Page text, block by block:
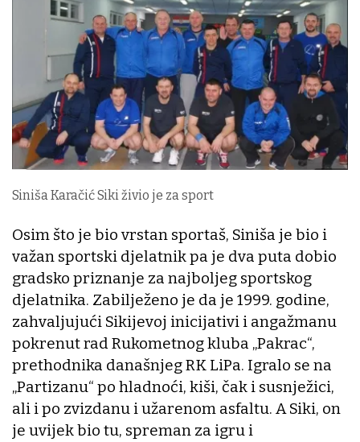
Siniša Karačić Siki živio je za sport
Osim što je bio vrstan sportaš, Siniša je bio i
važan sportski djelatnik pa je dva puta dobio
gradsko priznanje za najboljeg sportskog
djelatnika. Zabilježeno je da je 1999. godine,
zahvaljujući Sikijevoj inicijativi i angažmanu
pokrenut rad Rukometnog kluba „Pakrac“,
prethodnika današnjeg RK LiPa. Igralo se na
„Partizanu“ po hladnoći, kiši, čak i susnježici,
ali i po zvizdanu i užarenom asfaltu. A Siki, on
je uvijek bio tu, spreman za igru i